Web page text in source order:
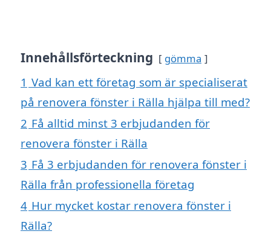
Innehållsförteckning gömma
1 Vad kan ett företag som är specialiserat
på renovera fönster i Rälla hjälpa till med?
2 Få alltid minst 3 erbjudanden för
renovera fönster i Rälla
3 Få 3 erbjudanden för renovera fönster i
Rälla från professionella företag
4 Hur mycket kostar renovera fönster i
Rälla?